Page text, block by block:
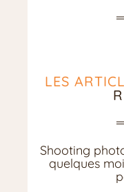
LES
Shooting
quelques